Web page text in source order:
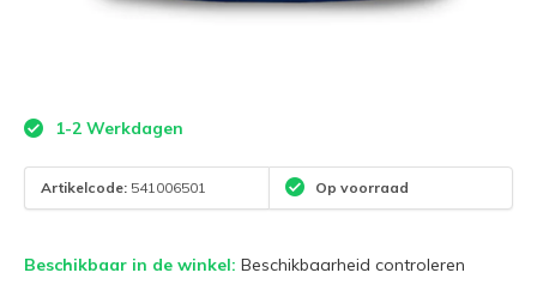
1-2 Werkdagen
Artikelcode: 541006501 Op voorraad
Beschikbaar in de winkel: Beschikbaarheid controleren